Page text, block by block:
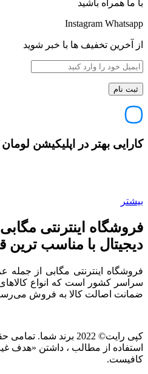
با ما همراه باشید
Instagram Whatsapp
از آخرین تخفیف ها با خبر شوید
کارایی بهتر در اپلیکیشن لومان
بیشتر
فروشگاه اینترنتی
دیجیتال با مناسب ترین
فروشگاه اینترنتی مگابی از جمله
سراسر کشور است که انواع
ضمانت اصالت کالا به فروش
کپی رایت© 2022 برند
استفاده از مطالب ، داشتن «هدف
کافیست.